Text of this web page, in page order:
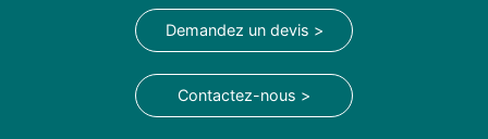
Demandez un devis >
Contactez-nous >